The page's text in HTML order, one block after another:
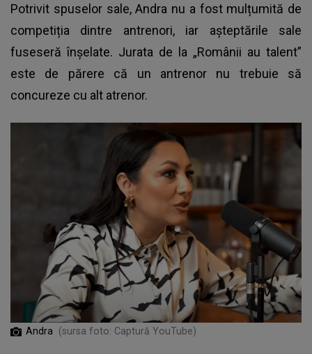
Potrivit spuselor sale,Andra nu a fost mulțumită de
competiția dintre antrenori, iar așteptările sale
fuseseră înșelate. Jurata de la „Românii au talent”
este de părere că un antrenor nu trebuie să
concureze cu alt atrenor.
Andra (sursa foto: Captură YouTube)